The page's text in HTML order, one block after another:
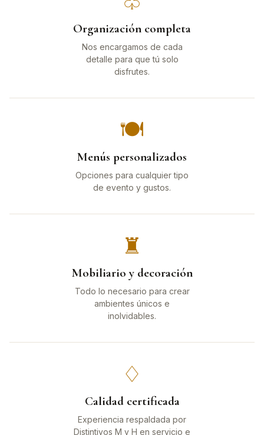
Organización completa
Nos encargamos de cada
detalle para que tú solo
disfrutes.
🍽
Menús personalizados
Opciones para cualquier tipo
de evento y gustos.
♜
Mobiliario y decoración
Todo lo necesario para crear
ambientes únicos e
inolvidables.
♢
Calidad certificada
Experiencia respaldada por
Distintivos M y H en servicio e